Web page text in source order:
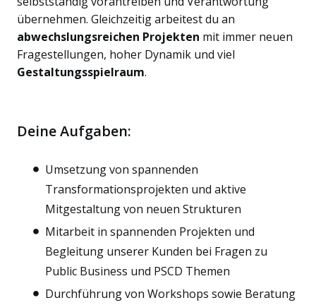
übernehmen. Gleichzeitig arbeitest du an
abwechslungsreichen Projekten mit immer neuen
Fragestellungen, hoher Dynamik und viel
Gestaltungsspielraum.
Deine Aufgaben:
Umsetzung von spannenden
Transformationsprojekten und aktive
Mitgestaltung von neuen Strukturen
Mitarbeit in spannenden Projekten und
Begleitung unserer Kunden bei Fragen zu
Public Business und PSCD Themen
Durchführung von Workshops sowie Beratung